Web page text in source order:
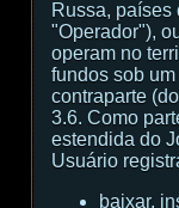
Russa, países
"Operador"),
operam no
fundos sob
contraparte
3.6. Como
estendida do
Usuário
baixar,